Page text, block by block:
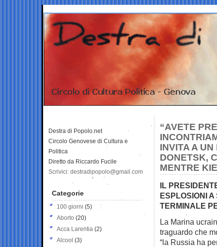
“AVETE
INVITA A
DONETSK,
MENTRE
IL
ESPLOSIONI
TERMINALE
La Marina
traguardo che
“la Russia ha
Destra di Popolo.net
Circolo Genovese di Cultura e
Politica
Diretto da Riccardo Fucile
Scrivici: destradipopolo@gmail.com
Categorie
100 giorni (5)
Aborto (20)
Acca Larentia (2)
Alcool (3)